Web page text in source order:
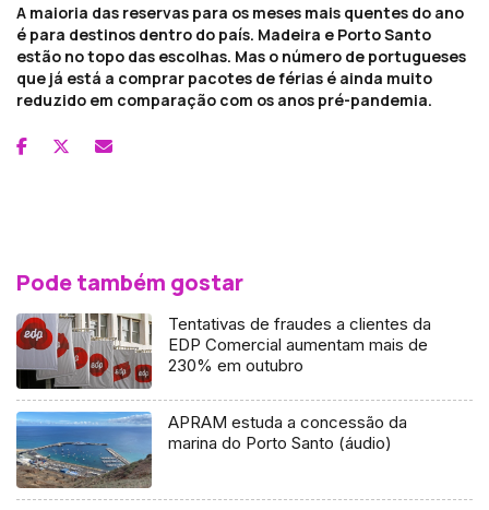
A maioria das reservas para os meses mais quentes do ano
é para destinos dentro do país. Madeira e Porto Santo
estão no topo das escolhas. Mas o número de portugueses
que já está a comprar pacotes de férias é ainda muito
reduzido em comparação com os anos pré-pandemia.
Pode também gostar
Tentativas de fraudes a clientes da
EDP Comercial aumentam mais de
230% em outubro
APRAM estuda a concessão da
marina do Porto Santo (áudio)